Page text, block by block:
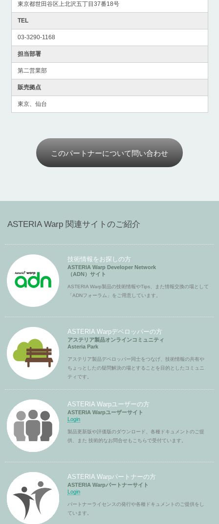
東京都世田谷区上北沢五丁目37番18号
TEL
03-3290-1168
担当部署
第二営業部
販売拠点
東京、仙台
このパートナーについて問い合わせ
ASTERIA Warp 関連サイトのご紹介
技術情報をお探しの方
ASTERIA Warp Developer Network
（ADN）サイト
ASTERIA Warp製品の技術情報やTips、また情報交換の場として
「ADNフォーラム」をご用意しています。
ASTERIA Warpデベロッパーの方
アステリア製品オンラインコミュニティ
Asteria Park
アステリア製品デベロッパー同士をつなげ、技術情報の共有や
ちょっとしたの疑問解決の場とすることを目的としたコミュニ
ティです。
ASTERIA Warpユーザーの方
ASTERIA Warpユーザーサイト
Login
製品更新版や評価版のダウンロード、各種ドキュメントのご提
供、また 技術的なお問合せもこちらで受付ています。
ASTERIA Warpパートナーの方
ASTERIA Warpパートナーサイト
Login
パートナーライセンスの発行や各種ドキュメントのご提供をし
ています。